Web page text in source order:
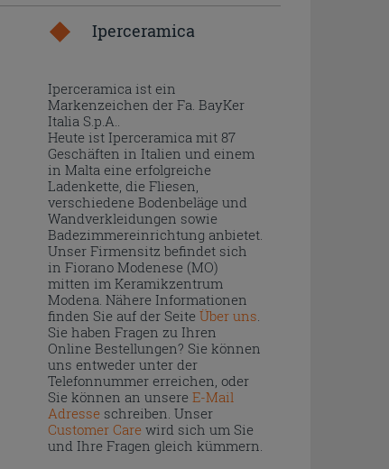
Iperceramica
Iperceramica ist ein
Markenzeichen der Fa. BayKer
Italia S.p.A..
Heute ist Iperceramica mit 87
Geschäften in Italien und einem
in Malta eine erfolgreiche
Ladenkette, die Fliesen,
verschiedene Bodenbeläge und
Wandverkleidungen sowie
Badezimmereinrichtung anbietet.
Unser Firmensitz befindet sich
in Fiorano Modenese (MO)
mitten im Keramikzentrum
Modena. Nähere Informationen
finden Sie auf der Seite Über uns.
Sie haben Fragen zu Ihren
Online Bestellungen? Sie können
uns entweder unter der
Telefonnummer erreichen, oder
Sie können an unsere E-Mail
Adresseschreiben. Unser
Customer Carewird sich um Sie
und Ihre Fragen gleich kümmern.